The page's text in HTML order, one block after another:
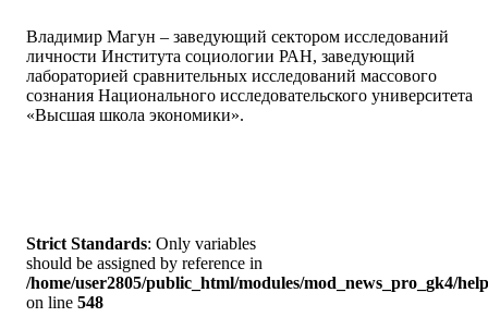
Владимир Магун – заведующий сектором исследований
личности Института социологии РАН, заведующий
лабораторией сравнительных исследований массового
сознания Национального исследовательского университета
«Высшая школа экономики».
Strict Standards: Only variables
should be assigned by reference in
/home/user2805/public_html/modules/mod_news_pro_gk4/
on line 548